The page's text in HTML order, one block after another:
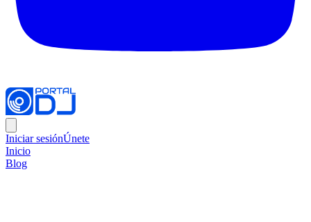
Iniciar sesiónÚnete
Inicio
Blog